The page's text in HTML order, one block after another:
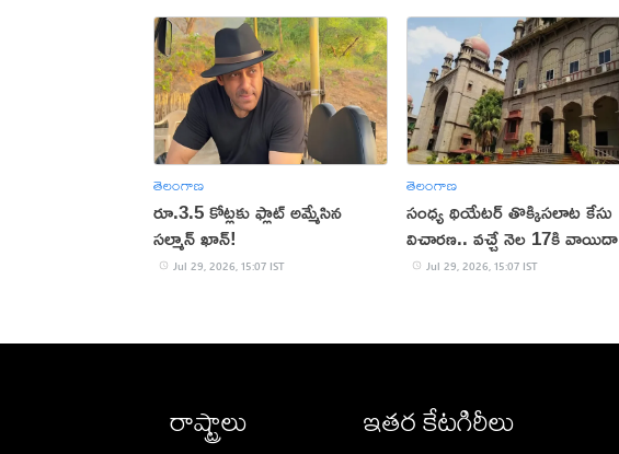
తెలంగాణ
రూ.3.5 కోట్లకు ఫ్లాట్ అమ్మేసిన
సల్మాన్ ఖాన్!
Jul 29, 2026, 15:07 IST
తెలంగాణ
సంధ్య థియేటర్ తొక్కిసలాట కేసు
విచారణ.. వచ్చే నెల 17కి వాయిదా
Jul 29, 2026, 15:07 IST
రాష్ట్రాలు ఇతర కేటగిరీలు